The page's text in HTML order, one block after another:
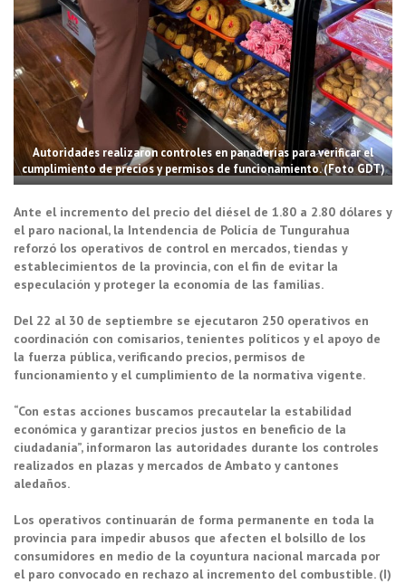
Autoridades realizaron controles en panaderías para verificar el
cumplimiento de precios y permisos de funcionamiento. (Foto GDT)
Ante el incremento del precio del diésel de 1.80 a 2.80 dólares y
el paro nacional, la Intendencia de Policía de Tungurahua
reforzó los operativos de control en mercados, tiendas y
establecimientos de la provincia, con el fin de evitar la
especulación y proteger la economía de las familias.
Del 22 al 30 de septiembre se ejecutaron 250 operativos en
coordinación con comisarios, tenientes políticos y el apoyo de
la fuerza pública, verificando precios, permisos de
funcionamiento y el cumplimiento de la normativa vigente.
“Con estas acciones buscamos precautelar la estabilidad
económica y garantizar precios justos en beneficio de la
ciudadanía”, informaron las autoridades durante los controles
realizados en plazas y mercados de Ambato y cantones
aledaños.
Los operativos continuarán de forma permanente en toda la
provincia para impedir abusos que afecten el bolsillo de los
consumidores en medio de la coyuntura nacional marcada por
el paro convocado en rechazo al incremento del combustible. (I)